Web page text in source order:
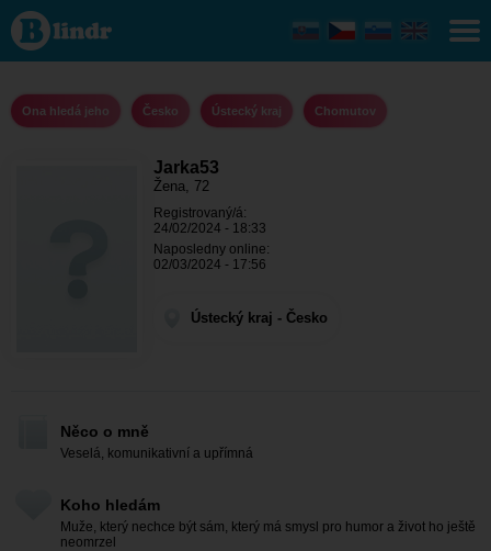
Jarka53 -
Ona hledá
jeho
Ústecký
Chomutov
Ona hledá jeho Česko Ústecký kraj Chomutov
Jarka53
Žena, 72
Registrovaný/á:
24/02/2024 - 18:33
Naposledny online:
02/03/2024 - 17:56
Ústecký kraj - Česko
Něco o mně
Veselá, komunikativní a upřímná
Koho hledám
Muže, který nechce být sám, který má smysl pro humor a život ho ještě
neomrzel